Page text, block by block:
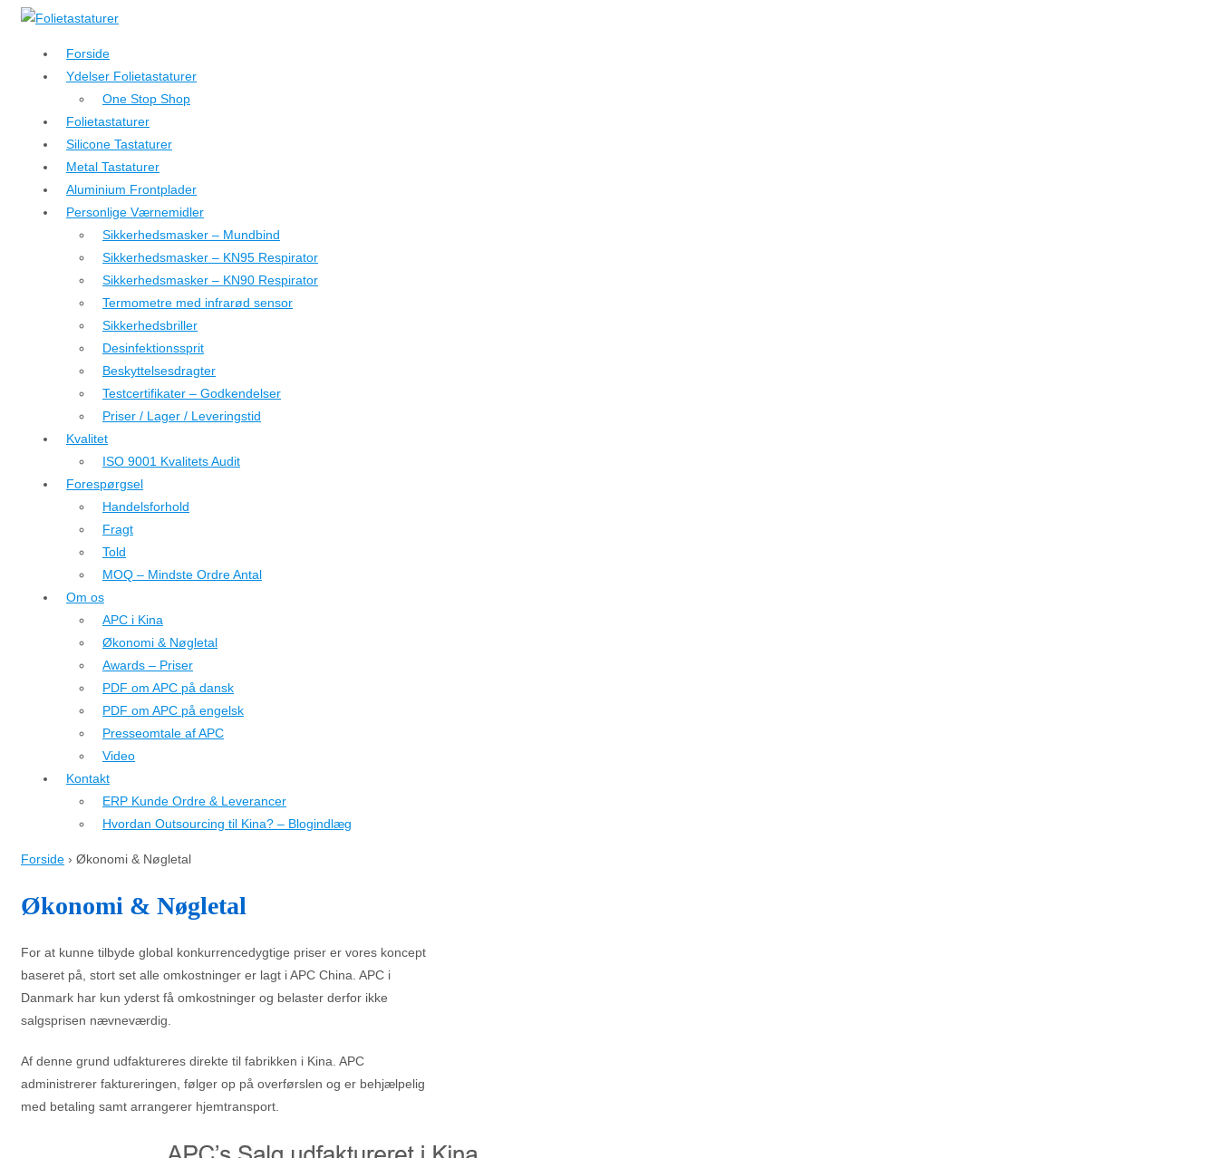
↓
hovedindhold
Forside
Ydelser Folietastaturer
One Stop Shop
Folietastaturer
Silicone Tastaturer
Metal Tastaturer
Aluminium Frontplader
Personlige Værnemidler
Sikkerhedsmasker – Mundbind
Sikkerhedsmasker – KN95 Respirator
Sikkerhedsmasker – KN90 Respirator
Termometre med infrarød sensor
Sikkerhedsbriller
Desinfektionssprit
Beskyttelsesdragter
Testcertifikater – Godkendelser
Priser / Lager / Leveringstid
Kvalitet
ISO 9001 Kvalitets Audit
Forespørgsel
Handelsforhold
Fragt
Told
MOQ – Mindste Ordre Antal
Om os
APC i Kina
Økonomi & Nøgletal
Awards – Priser
PDF om APC på dansk
PDF om APC på engelsk
Presseomtale af APC
Video
Kontakt
ERP Kunde Ordre & Leverancer
Hvordan Outsourcing til Kina? – Blogindlæg
Forside › Økonomi & Nøgletal
Økonomi & Nøgletal
For at kunne tilbyde global konkurrencedygtige priser er vores koncept
baseret på, stort set alle omkostninger er lagt i APC China. APC i
Danmark har kun yderst få omkostninger og belaster derfor ikke
salgsprisen nævneværdig.
Af denne grund udfaktureres direkte til fabrikken i Kina. APC
administrerer faktureringen, følger op på overførslen og er behjælpelig
med betaling samt arrangerer hjemtransport.